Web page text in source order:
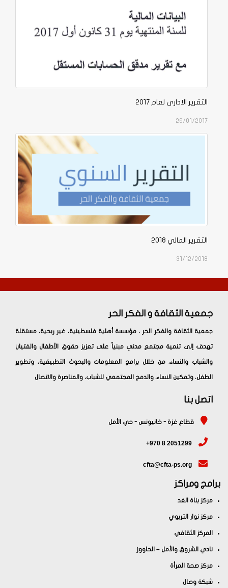
التقرير الادارى لعام 2017
26/01/2017
التقرير المالي 2018
31/12/2018
جمعية الثقافة و الفكر الحر
جمعية الثقافة والفكر الحر ، مؤسسة أهلية فلسطينية، غير ربحية، مستقلة
تهدف إلى تنمية مجتمع مدني مبنياً على تعزيز حقوق الأطفال والفتيان
والشباب والنساء، من خلال برامج المعلومات والبحوث التطبيقية، وتطوير
الطفل، وتمكين النساء، والدمج المجتمعي للشباب، والمناصرة والاتصال
اتصل بنا
قطاع غزة - خانيونس - حي الأمل
+970 8 2051299
cfta@cfta-ps.org
برامج ومراكز
مركز بناة الغد
مركز نوار التربوي
المركز الثقافي
نادي الشروق والأمل – الحاووز
مركز صحة المرأة
شبكة وصال